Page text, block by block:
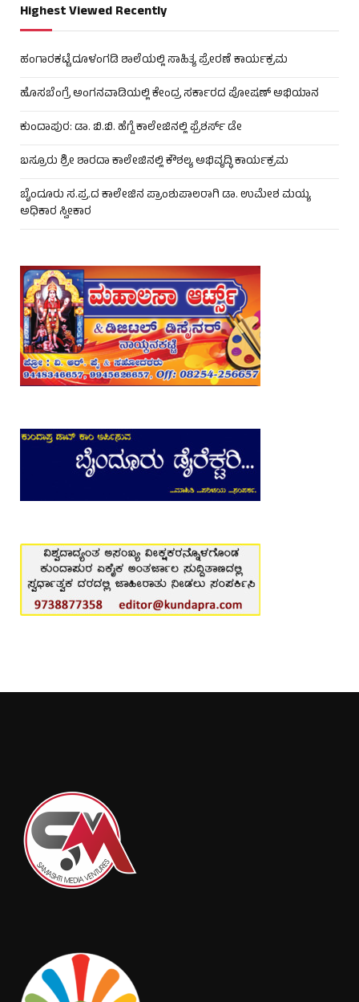
Highest Viewed Recently
ಹಂಗಾರಕಟ್ಟೆ ದೂಳಂಗಡಿ ಶಾಲೆಯಲ್ಲಿ ಸಾಹಿತ್ಯ ಪ್ರೇರಣೆ ಕಾರ್ಯಕ್ರಮ
ಹೊಸಬೆಂಗ್ರೆ ಅಂಗನವಾಡಿಯಲ್ಲಿ ಕೇಂದ್ರ ಸರ್ಕಾರದ ಪೋಷಣ್ ಅಭಿಯಾನ
ಕುಂದಾಪುರ: ಡಾ. ಬಿ.ಬಿ. ಹೆಗ್ಡೆ ಕಾಲೇಜಿನಲ್ಲಿ ಫ್ರೆಶರ್ಸ್ ಡೇ
ಬಸ್ರೂರು ಶ್ರೀ ಶಾರದಾ ಕಾಲೇಜಿನಲ್ಲಿ ಕೌಶಲ್ಯ ಅಭಿವೃದ್ಧಿ ಕಾರ್ಯಕ್ರಮ
ಬೈಂದೂರು ಸ.ಪ್ರ.ದ ಕಾಲೇಜಿನ ಪ್ರಾಂಶುಪಾಲರಾಗಿ ಡಾ. ಉಮೇಶ ಮಯ್ಯ
ಅಧಿಕಾರ ಸ್ವೀಕಾರ